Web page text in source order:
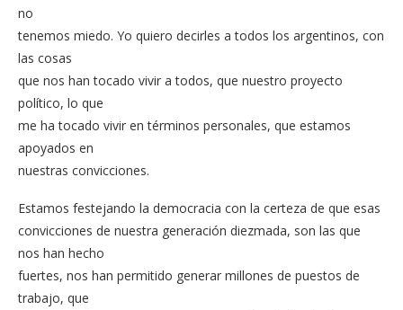
no
tenemos miedo. Yo quiero decirles a todos los argentinos, con
las cosas
que nos han tocado vivir a todos, que nuestro proyecto
político, lo que
me ha tocado vivir en términos personales, que estamos
apoyados en
nuestras convicciones.
Estamos festejando la democracia con la certeza de que esas
convicciones de nuestra generación diezmada, son las que
nos han hecho
fuertes, nos han permitido generar millones de puestos de
trabajo, que